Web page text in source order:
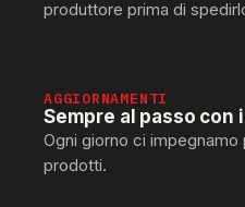
produttore prima di
AGGIORNAMENTI
Sempre al passo con
Ogni giorno ci impegnamo
prodotti.